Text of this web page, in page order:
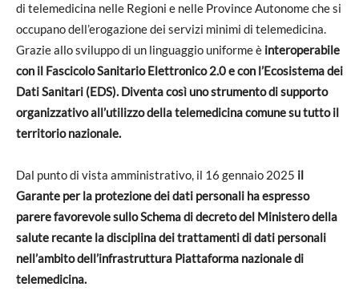
di telemedicina nelle Regioni e nelle Province Autonome che si
occupano dell’erogazione dei servizi minimi di telemedicina.
Grazie allo sviluppo di un linguaggio uniforme è interoperabile
con il Fascicolo Sanitario Elettronico 2.0 e con l’Ecosistema dei
Dati Sanitari (EDS). Diventa così uno strumento di supporto
organizzativo all’utilizzo della telemedicina comune su tutto il
territorio nazionale.
Dal punto di vista amministrativo, il 16 gennaio 2025 il
Garante per la protezione dei dati personali ha espresso
parere favorevole sullo Schemadi decreto del Ministero della
salute recante la disciplina dei trattamenti di dati personali
nell’ambito dell’infrastruttura Piattaforma nazionale di
telemedicina.